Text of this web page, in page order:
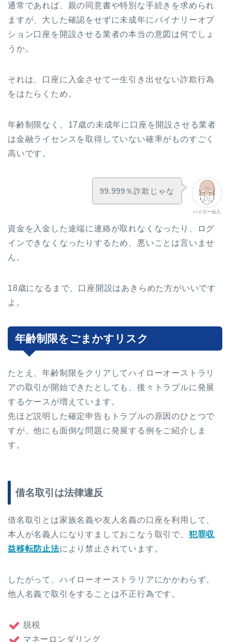
通常であれば、親の同意書や特別な手続きを求められ
ますが、大した確認をせずに未成年にバイナリーオプ
ション口座を開設させる業者の本当の意図は何でしょ
うか。
それは、口座に入金させて一生引き出せない詐欺行為
をはたらくため。
年齢制限なく、17歳の未成年に口座を開設させる業者
は金融ライセンスを取得していない確率がものすごく
高いです。
ハイロー仙人
99.999％詐欺じゃな
資金を入金した途端に連絡が取れなくなったり、ログ
インできなくなったりするため、悪いことは言いませ
ん。
18歳になるまで、口座開設はあきらめた方がいいです
よ。
年齢制限をごまかすリスク
たとえ、年齢制限をクリアしてハイローオーストラリ
アの取引が開始できたとしても、後々トラブルに発展
するケースが増えています。
先ほど説明した確定申告もトラブルの原因のひとつで
すが、他にも面倒な問題に発展する例をご紹介しま
す。
借名取引は法律違反
借名取引とは家族名義や友人名義の口座を利用して、
本人が名義人になりすましておこなう取引で、 犯罪収
益移転防止法により禁止されています。
したがって、ハイローオーストラリアにかかわらず、
他人名義で取引をすることは不正行為です。
脱税
マネーロンダリング